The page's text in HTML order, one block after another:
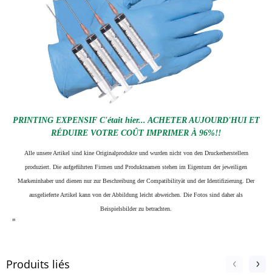
PRINTING EXPENSIF C'était hier... ACHETER AUJOURD'HUI ET
RÉDUIRE VOTRE COÛT IMPRIMER À 96%!!
Alle unsere Artikel sind kine Originalprodukte und wurden nicht von den Druckerherstellern
produziert. Die aufgeführten Firmen und Produktnamen stehen im Eigentum der jeweiligen
Markeninhaber und dienen nur zur Beschreibung der Compatibilityät und der Identifizierung. Der
ausgelieferte Artikel kann von der Abbildung leicht abweichen. Die Fotos sind daher als
Beispielsbilder zu betrachten.
"
Produits liés